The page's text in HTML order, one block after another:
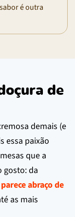
é outra
de
demais (e
essa paixão
que a
gosto: da
abraço de
as mais